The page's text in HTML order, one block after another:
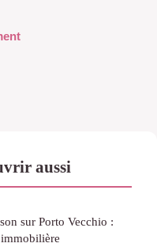
aussi
sur Porto Vecchio :